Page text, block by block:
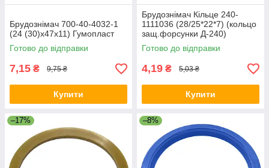
Брудознімач 700-40-4032-1
(24 (30)х47х11) Гумопласт
Готово до відправки
7,15 ₴ 9,75 ₴
Купити
Брудознімач Кільце 240-
1111036 (28/25*22*7) (кольцо
защ.форсунки Д-240)
Готово до відправки
4,19 ₴ 5,03 ₴
Купити
–17% –8%